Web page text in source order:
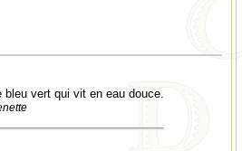
bleu vert qui vit en eau douce.